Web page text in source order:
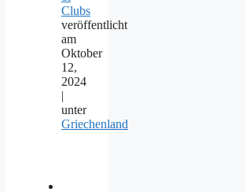
Clubs
veröffentlicht
am
Oktober
12,
2024
|
unter
Griechenland